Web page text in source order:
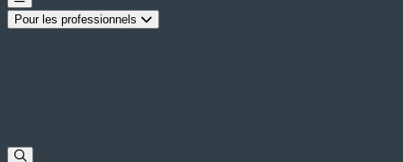
Pour les professionnels